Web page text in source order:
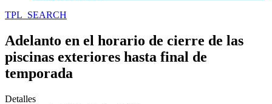
TPL_SEARCH
Adelanto en el horario de cierre de las
piscinas exteriores hasta final de
temporada
Detalles